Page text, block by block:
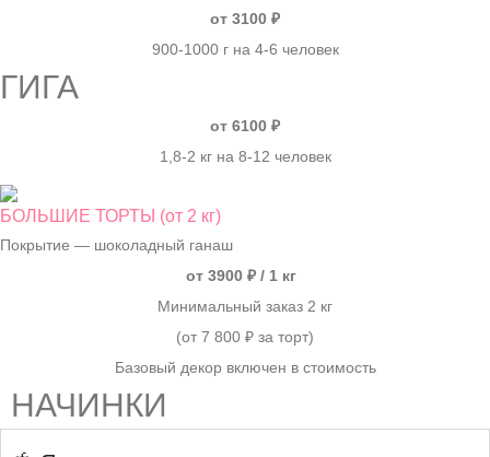
от 3100 ₽
900-1000 г на 4-6 человек
ГИГА
от 6100 ₽
1,8-2 кг на 8-12 человек
БОЛЬШИЕ ТОРТЫ (от 2 кг)
Покрытие — шоколадный ганаш
от 3900 ₽ / 1 кг
Минимальный заказ 2 кг
(от 7 800 ₽ за торт)
Базовый декор включен в стоимость
НАЧИНКИ